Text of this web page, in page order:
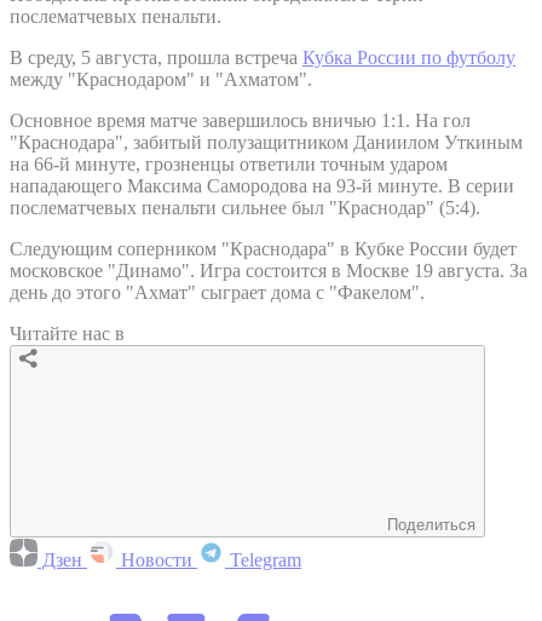
послематчевых пенальти.
В среду, 5 августа, прошла встреча Кубка России по футболу
между "Краснодаром" и "Ахматом".
Основное время матче завершилось вничью 1:1. На гол
"Краснодара", забитый полузащитником Даниилом Уткиным
на 66-й минуте, грозненцы ответили точным ударом
нападающего Максима Самородова на 93-й минуте. В серии
послематчевых пенальти сильнее был "Краснодар" (5:4).
Следующим соперником "Краснодара" в Кубке России будет
московское "Динамо". Игра состоится в Москве 19 августа. За
день до этого "Ахмат" сыграет дома с "Факелом".
Читайте нас в
Поделиться
Дзен Новости Telegram